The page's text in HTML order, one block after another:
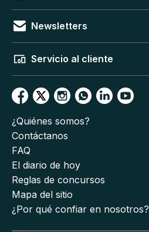
Newsletters
Servicio al cliente
¿Quiénes somos?
Contáctanos
FAQ
El diario de hoy
Reglas de concursos
Mapa del sitio
¿Por qué confiar en nosotros?